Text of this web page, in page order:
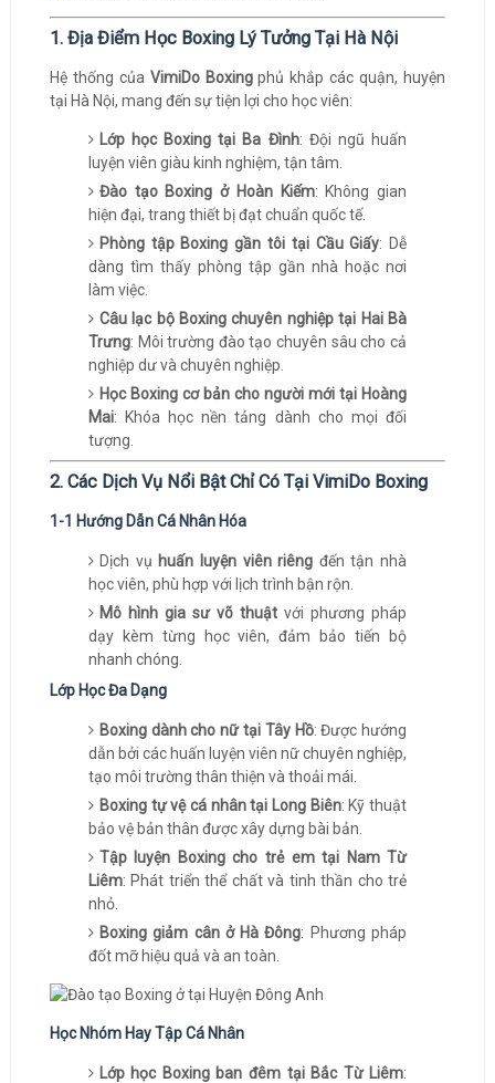
1. Địa Điểm Học Boxing Lý Tưởng Tại Hà Nội
Hệ thống của VimiDo Boxingphủ khắp các quận, huyện
tại Hà Nội, mang đến sự tiện lợi cho học viên:
Lớp học Boxing tại Ba Đình: Đội ngũ huấn
luyện viên giàu kinh nghiệm, tận tâm.
Đào tạo Boxing ở Hoàn Kiếm: Không gian
hiện đại, trang thiết bị đạt chuẩn quốc tế.
Phòng tập Boxing gần tôi tại Cầu Giấy: Dễ
dàng tìm thấy phòng tập gần nhà hoặc nơi
làm việc.
Câu lạc bộ Boxing chuyên nghiệp tại Hai Bà
Trưng: Môi trường đào tạo chuyên sâu cho cả
nghiệp dư và chuyên nghiệp.
Học Boxing cơ bản cho người mới tại Hoàng
Mai: Khóa học nền tảng dành cho mọi đối
tượng.
2. Các Dịch Vụ Nổi Bật Chỉ Có Tại VimiDo Boxing
1-1 Hướng Dẫn Cá Nhân Hóa
Dịch vụ huấn luyện viên riêng đến tận nhà
học viên, phù hợp với lịch trình bận rộn.
Mô hình gia sư võ thuật với phương pháp
dạy kèm từng học viên, đảm bảo tiến bộ
nhanh chóng.
Lớp Học Đa Dạng
Boxing dành cho nữ tại Tây Hồ: Được hướng
dẫn bởi các huấn luyện viên nữ chuyên nghiệp,
tạo môi trường thân thiện và thoải mái.
Boxing tự vệ cá nhân tại Long Biên: Kỹ thuật
bảo vệ bản thân được xây dựng bài bản.
Tập luyện Boxing cho trẻ em tại Nam Từ
Liêm: Phát triển thể chất và tinh thần cho trẻ
nhỏ.
Boxing giảm cân ở Hà Đông: Phương pháp
đốt mỡ hiệu quả và an toàn.
Học Nhóm Hay Tập Cá Nhân
Lớp học Boxing ban đêm tại Bắc Từ Liêm: